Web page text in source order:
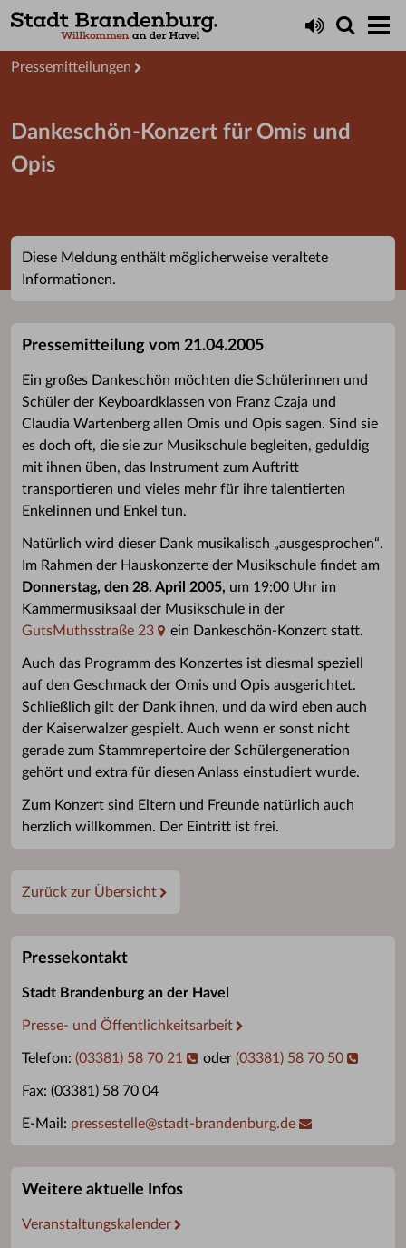
Presseservice
Pressemitteilungen
Dankeschön-Konzert für Omis und
Opis
Diese Meldung enthält möglicherweise veraltete
Informationen.
Pressemitteilung vom 21.04.2005
Ein großes Dankeschön möchten die Schülerinnen und
Schüler der Keyboardklassen von Franz Czaja und
Claudia Wartenberg allen Omis und Opis sagen. Sind sie
es doch oft, die sie zur Musikschule begleiten, geduldig
mit ihnen üben, das Instrument zum Auftritt
transportieren und vieles mehr für ihre talentierten
Enkelinnen und Enkel tun.
Natürlich wird dieser Dank musikalisch „ausgesprochen“.
Im Rahmen der Hauskonzerte der Musikschule findet am
Donnerstag, den 28. April 2005, um 19:00 Uhr im
Kammermusiksaal der Musikschule in der
GutsMuthsstraße 23
ein Dankeschön-Konzert statt.
Auch das Programm des Konzertes ist diesmal speziell
auf den Geschmack der Omis und Opis ausgerichtet.
Schließlich gilt der Dank ihnen, und da wird eben auch
der Kaiserwalzer gespielt. Auch wenn er sonst nicht
gerade zum Stammrepertoire der Schülergeneration
gehört und extra für diesen Anlass einstudiert wurde.
Zum Konzert sind Eltern und Freunde natürlich auch
herzlich willkommen. Der Eintritt ist frei.
Zurück zur Übersicht
Pressekontakt
Stadt Brandenburg an der Havel
Presse- und Öffentlichkeitsarbeit
Telefon: (03381) 58 70 21 oder (03381) 58 70 50
Fax: (03381) 58 70 04
E-Mail: pressestelle@stadt-brandenburg.de
Weitere aktuelle Infos
Veranstaltungskalender